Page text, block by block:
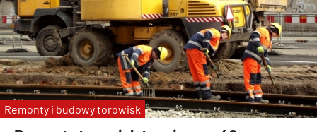
Remonty i budowy torowisk